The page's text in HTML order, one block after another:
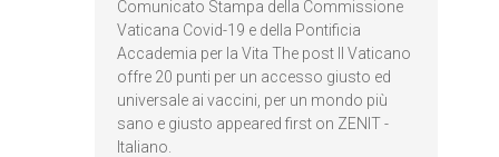
Comunicato Stampa della Commissione
Vaticana Covid-19 e della Pontificia
Accademia per la Vita The post Il Vaticano
offre 20 punti per un accesso giusto ed
universale ai vaccini, per un mondo più
sano e giusto appeared first on ZENIT -
Italiano.